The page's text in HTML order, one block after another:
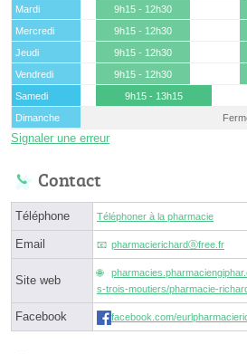
Mardi
9h15 - 12h30
Mercredi
9h15 - 12h30
Jeudi
9h15 - 12h30
Vendredi
9h15 - 12h30
Samedi
9h15 - 13h15
Dimanche
Signaler une erreur
Contact
Téléphone Téléphoner à la pharmacie
Email pharmacierichardⓐfree.fr
Site web
s-trois-moutiers/pharmacie-
Facebook facebook.com/